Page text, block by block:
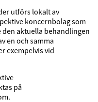
utförs lokalt av
koncernbolag som
aktuella behandlingen
en och samma
exempelvis vid
på